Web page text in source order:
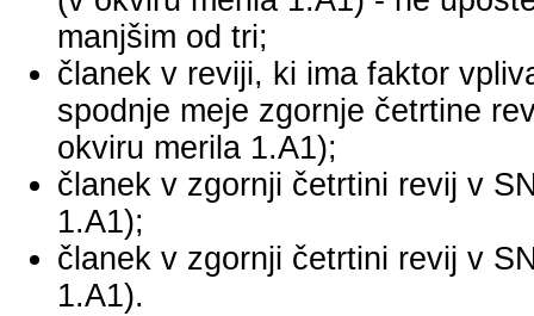
manjšim od tri;
članek v reviji, ki ima faktor
spodnje meje zgornje četrtine
okviru merila 1.A1);
članek v zgornji četrtini revij v
1.A1);
članek v zgornji četrtini revij v
1.A1).